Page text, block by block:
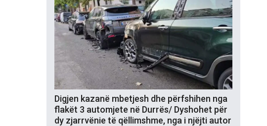
Digjen kazanë mbetjesh dhe përfshihen nga
flakët 3 automjete në Durrës/ Dyshohet për
dy zjarrvënie të qëllimshme, nga i njëjti autor